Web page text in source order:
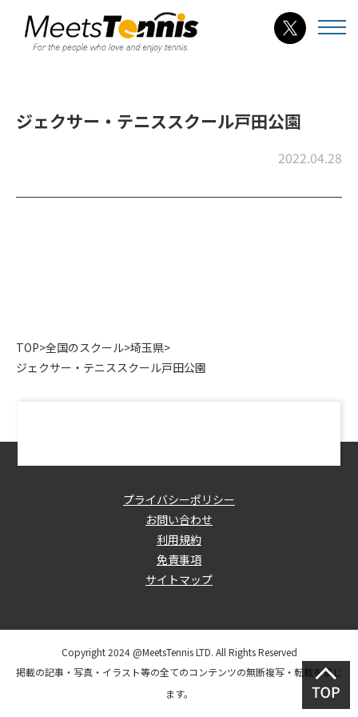
ジェクサー・テニススクール戸田公園
2022.04.28
TOP>全国のスクール>埼玉県>
ジェクサー・テニススクール戸田公園
プライバシーポリシー
お問い合わせ
利用規約
免責事項
サイトマップ
Copyright 2024 @MeetsTennis LTD. All Rights Reserved
掲載の記事・写真・イラスト等の全てのコンテンツの無断複写・転載を禁じ
ます。